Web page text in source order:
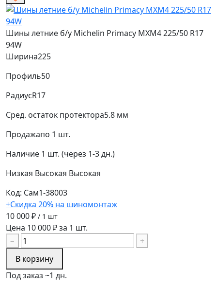
Шины летние б/у Michelin Primacy MXM4 225/50 R17
94W
Ширина225
Профиль50
РадиусR17
Сред. остаток протектора5.8 мм
Продажапо 1 шт.
Наличие 1 шт. (через 1-3 дн.)
Низкая Высокая Высокая
Код: Сам1-38003
+Скидка 20% на шиномонтаж
10 000 ₽ / 1 шт
Цена 10 000 ₽ за 1 шт.
−
+
В корзину
Под заказ ~1 дн.